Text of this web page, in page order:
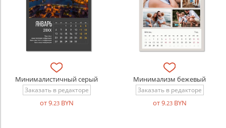
Минималистичный серый
Заказать в редакторе
от 9.23BYN
Минимализм бежевый
Заказать в редакторе
от 9.23BYN